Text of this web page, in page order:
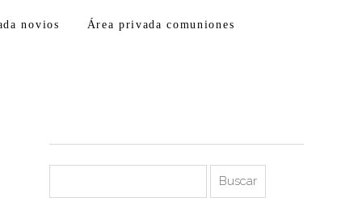
novios Área privada comuniones